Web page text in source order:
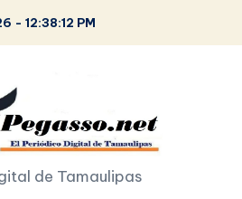
- 12:38:13 PM
de Tamaulipas